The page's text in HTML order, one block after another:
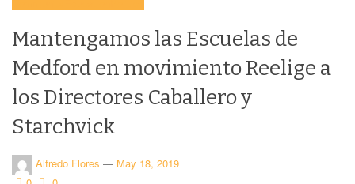
Mantengamos las Escuelas de
Medford en movimiento Reelige a
los Directores Caballero y
Starchvick
Alfredo Flores — May 18, 2019